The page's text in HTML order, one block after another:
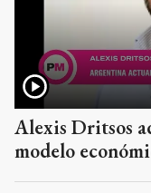
Alexis Dritsos
modelo